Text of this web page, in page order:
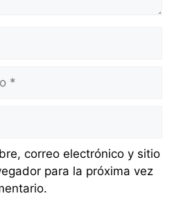
correo electrónico y sitio
para la próxima vez